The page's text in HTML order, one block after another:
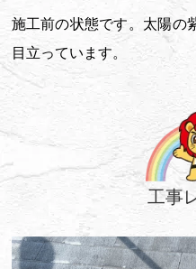
施工前の状態です。太陽の
目立っています。
工事